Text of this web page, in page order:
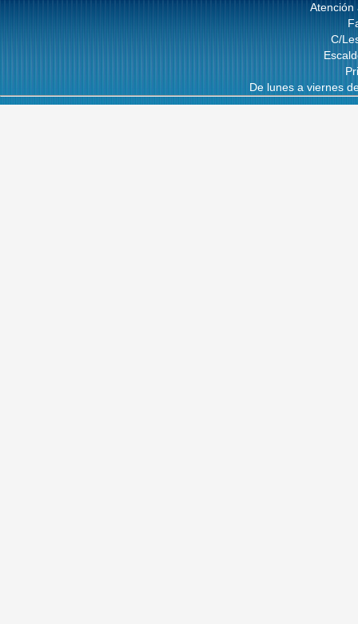
Atención
C/
De lunes a viernes